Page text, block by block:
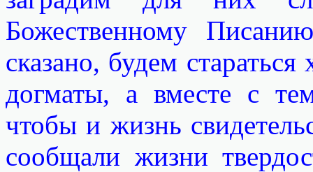
Божественному
сказано, будем
догматы, а вместе с
чтобы и жизнь
сообщали жизни